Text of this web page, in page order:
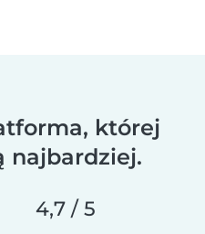
której
najbardziej.
4,7 / 5